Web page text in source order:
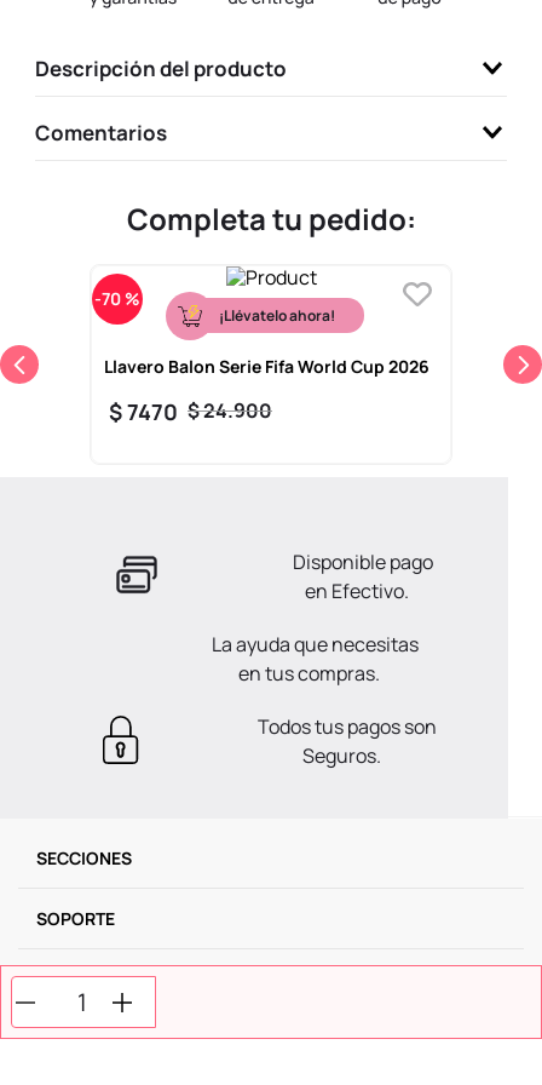
Descripción del producto
Comentarios
Completa tu pedido:
-70 %
¡Llévatelo ahora!
Llavero Balon Serie Fifa World Cup 2026
$24.900
$7470
Disponible pago
en Efectivo.
La ayuda que necesitas
en tus compras.
Todos tus pagos son
Seguros.
SECCIONES
SOPORTE
SERVICIOS
NOSOTROS
10. one piece